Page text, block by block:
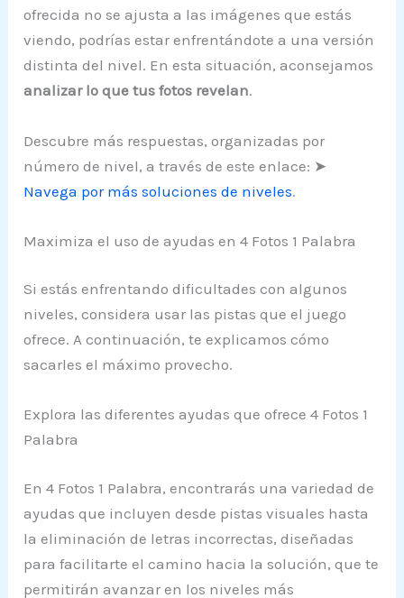
ofrecida no se ajusta a las imágenes que estás
viendo, podrías estar enfrentándote a una versión
distinta del nivel. En esta situación, aconsejamos
analizar lo que tus fotos revelan.
Descubre más respuestas, organizadas por
número de nivel, a través de este enlace: ➤
Navega por más soluciones de niveles.
Maximiza el uso de ayudas en 4 Fotos 1 Palabra
Si estás enfrentando dificultades con algunos
niveles, considera usar las pistas que el juego
ofrece. A continuación, te explicamos cómo
sacarles el máximo provecho.
Explora las diferentes ayudas que ofrece 4 Fotos 1
Palabra
En 4 Fotos 1 Palabra, encontrarás una variedad de
ayudas que incluyen desde pistas visuales hasta
la eliminación de letras incorrectas, diseñadas
para facilitarte el camino hacia la solución, que te
permitirán avanzar en los niveles más